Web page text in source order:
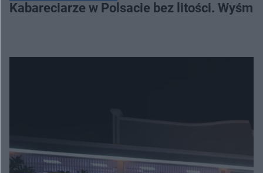
Kabareciarze w Polsacie bez litości.